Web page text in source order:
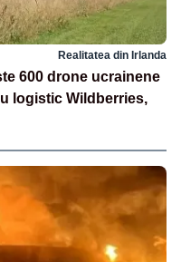
Realitatea din Irlanda
600 drone ucrainene
logistic Wildberries,